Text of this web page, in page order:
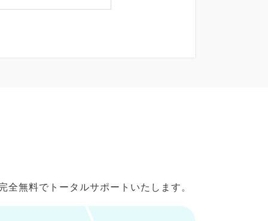
無料でトータルサポートいたします。